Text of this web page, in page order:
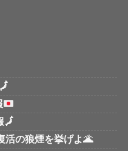
🗾
🗾
活の狼煙を挙げよ🌋